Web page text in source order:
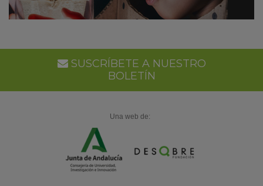
SUSCRÍBETE A NUESTRO
BOLETÍN
Una web de: